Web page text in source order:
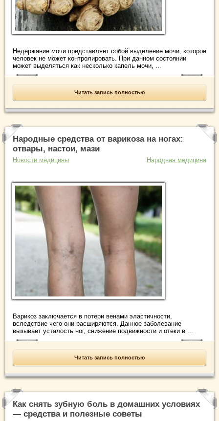
Недержание мочи представляет собой выделение мочи, которое
человек не может контролировать. При данном состоянии
может выделяться как несколько капель мочи, ...
Читать запись полностью
Народные средства от варикоза на ногах:
отвары, настои, мази
Новости медицины Народная медицина
Варикоз заключается в потери венами эластичности,
вследствие чего они расширяются. Данное заболевание
вызывает усталость ног, снижение подвижности и отеки в ...
Читать запись полностью
Как снять зубную боль в домашних условиях
— средства и полезные советы